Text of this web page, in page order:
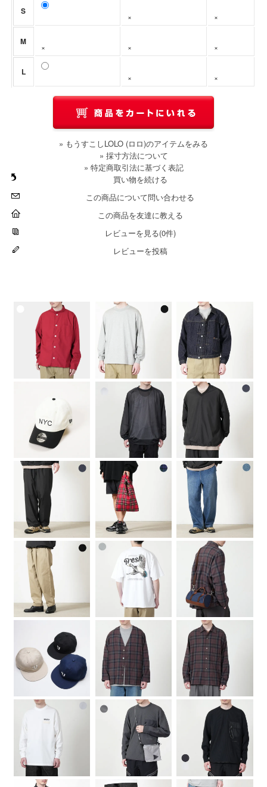
» 採寸方法について
» 特定商取引法に基づく表記
買い物を続ける
この商品について問い合わせる
この商品を友達に教える
レビューを見る(0件)
レビューを投稿
S
× ×
M
× × ×
L
× ×
» もうすこしLOLO (ロロ)のアイテムをみる